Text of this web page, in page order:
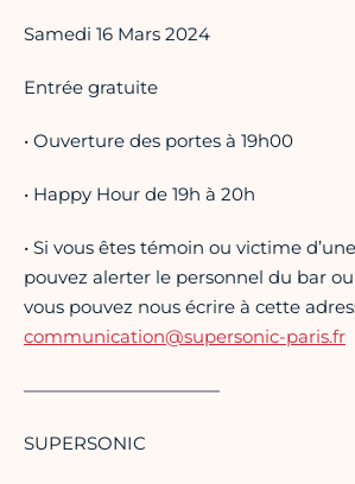
Samedi 16 Mars 2024
Entrée gratuite
• Ouverture des portes à 19h00
• Happy Hour de 19h à 20h
• Si vous êtes témoin ou victime
pouvez alerter le personnel du bar
vous pouvez nous écrire à cette
communication@supersonic-paris.fr
———————————
SUPERSONIC